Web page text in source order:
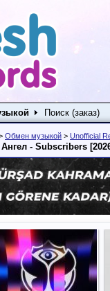
Поиск (заказ)
Обмен музыкой > Unofficial
- Subscribers